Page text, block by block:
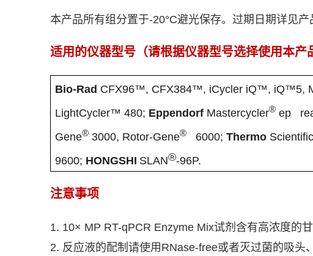
本产品所有组分置于-20°C避光保存。过期日期详见产
适用的仪器型号 （请根据仪器型号选择使用本产
Bio-Rad CFX96™, CFX384™, iCycler iQ™, iQ™5,
LightCycler™ 480; Eppendorf Mastercycler® ep
Gene® 3000, Rotor-Gene® 6000; Thermo
9600; HONGSHI SLAN®-96P.
注意事项
1. 10× MP RT-qPCR Enzyme Mix试剂含有高浓度的
2. 反应液的配制请使用 RNase-free或者灭过菌的吸头、